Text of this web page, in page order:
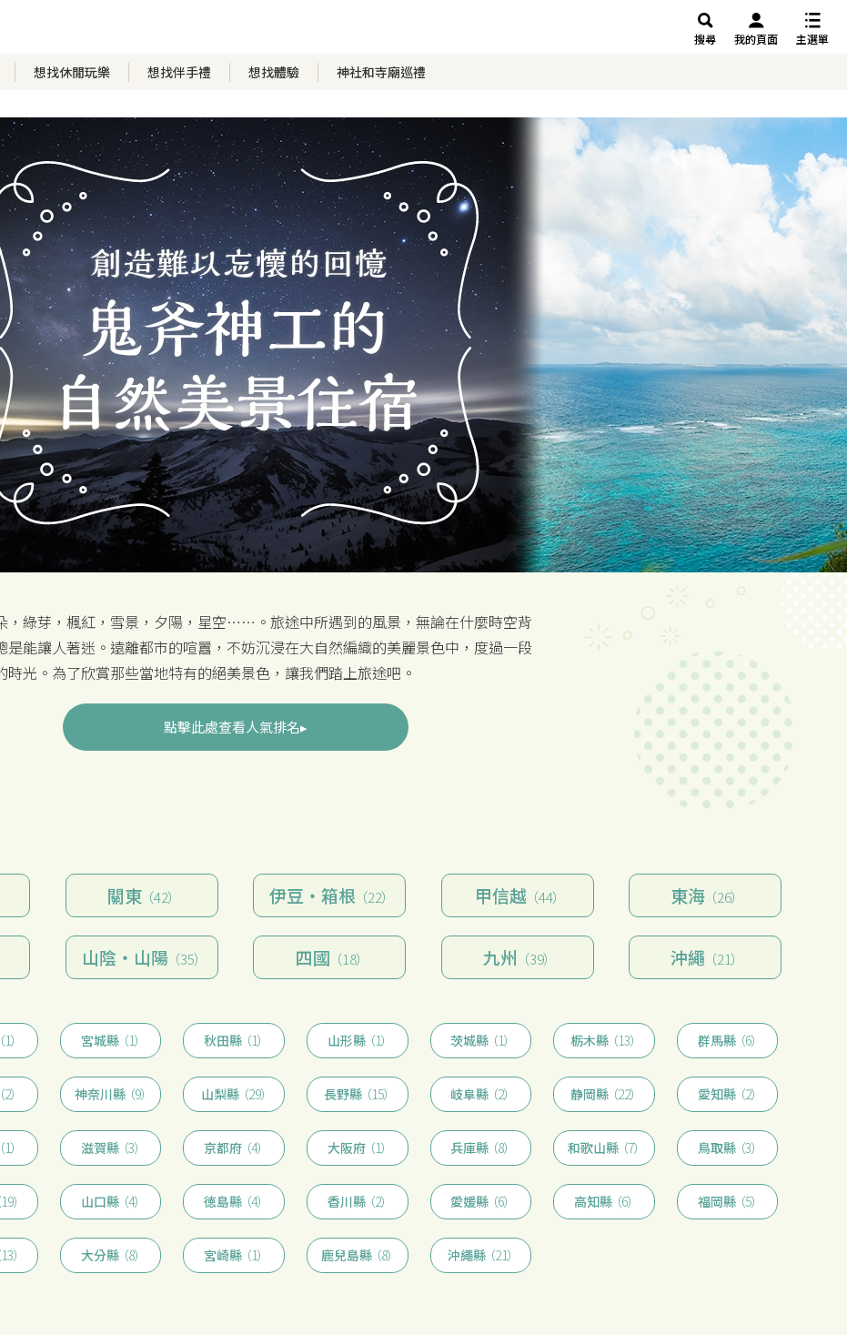
搜尋 我的頁面 主選單
想找休閒玩樂 想找伴手禮 想找體驗 神社和寺廟巡禮
，綠芽，楓紅，雪景，夕陽，星空……。旅途中所遇到的風景，無論在什麼時空背
是能讓人著迷。遠離都市的喧囂，不妨沉浸在大自然編織的美麗景色中，度過一段
時光。為了欣賞那些當地特有的絕美景色，讓我們踏上旅途吧。
點擊此處查看人氣排名▸
關東 （42） 伊豆・箱根 （22） 甲信越 （44） 東海 （26）
山陰・山陽 （35） 四國 （18） 九州 （39） 沖繩 （21）
（1） 宮城縣 （1） 秋田縣 （1） 山形縣 （1） 茨城縣 （1） 栃木縣 （13） 群馬縣 （6）
（2） 神奈川縣 （9） 山梨縣 （29） 長野縣 （15） 岐阜縣 （2） 静岡縣 （22） 愛知縣 （2）
（1） 滋賀縣 （3） 京都府 （4） 大阪府 （1） 兵庫縣 （8） 和歌山縣 （7） 鳥取縣 （3）
19） 山口縣 （4） 徳島縣 （4） 香川縣 （2） 愛媛縣 （6） 高知縣 （6） 福岡縣 （5）
13） 大分縣 （8） 宮崎縣 （1） 鹿兒島縣 （8） 沖繩縣 （21）